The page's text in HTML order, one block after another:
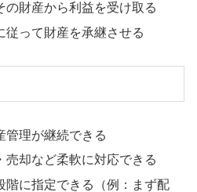
の財産から利益を受け取る
従って財産を承継させる
管理が継続できる
売却など柔軟に対応できる
階に指定できる（例：まず配